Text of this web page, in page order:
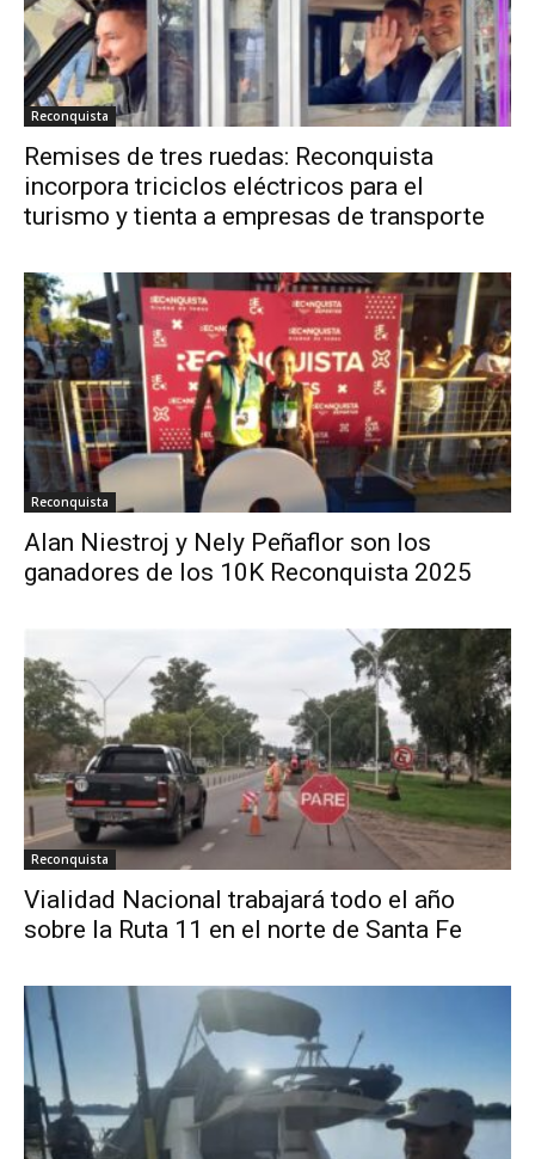
Reconquista
Remises de tres ruedas: Reconquista
incorpora triciclos eléctricos para el
turismo y tienta a empresas de transporte
Reconquista
Alan Niestroj y Nely Peñaflor son los
ganadores de los 10K Reconquista 2025
Reconquista
Vialidad Nacional trabajará todo el año
sobre la Ruta 11 en el norte de Santa Fe